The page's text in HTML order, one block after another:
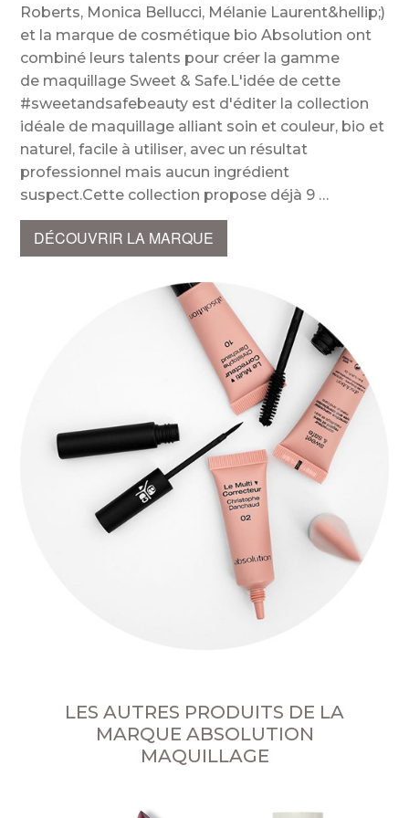
Roberts, Monica Bellucci, Mélanie Laurent&hellip;)
et la marque de cosmétique bio Absolution ont
combiné leurs talents pour créer la gamme
de maquillage Sweet & Safe.L'idée de cette
#sweetandsafebeauty est d'éditer la collection
idéale de maquillage alliant soin et couleur, bio et
naturel, facile à utiliser, avec un résultat
professionnel mais aucun ingrédient
suspect.Cette collection propose déjà 9
DÉCOUVRIR LA MARQUE
LES AUTRES PRODUITS DE LA
MARQUE ABSOLUTION
MAQUILLAGE